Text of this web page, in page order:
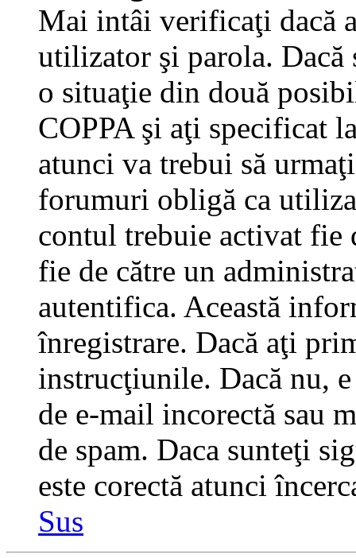
Mai intâi verificaţi dacă
utilizator şi parola. Dacă
o situaţie din două
COPPA şi aţi specificat
atunci va trebui să
forumuri obligă ca
contul trebuie activat fie
fie de către un
autentifica. Această
înregistrare. Dacă aţi
instrucţiunile. Dacă nu,
de e-mail incorectă sau
de spam. Daca sunteţi
este corectă atunci
Sus